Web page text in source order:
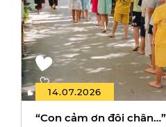
14.07.2026
“Con cảm ơn đôi chân…”